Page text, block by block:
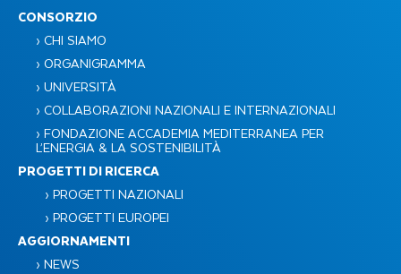
CONSORZIO
› CHI SIAMO
› ORGANIGRAMMA
› UNIVERSITÀ
› COLLABORAZIONI NAZIONALI E INTERNAZIONALI
› FONDAZIONE ACCADEMIA MEDITERRANEA PER
L’ENERGIA & LA SOSTENIBILITÀ​
PROGETTI DI RICERCA
› PROGETTI NAZIONALI
› PROGETTI EUROPEI
AGGIORNAMENTI
› NEWS